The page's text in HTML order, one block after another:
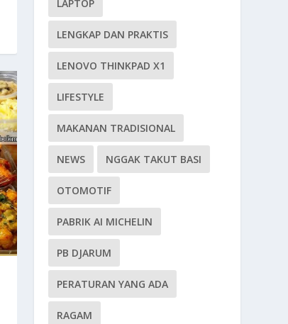
LAPTOP
LENGKAP DAN PRAKTIS
LENOVO THINKPAD X1
LIFESTYLE
MAKANAN TRADISIONAL
NEWS NGGAK TAKUT BASI
OTOMOTIF
PABRIK AI MICHELIN
PB DJARUM
PERATURAN YANG ADA
RAGAM